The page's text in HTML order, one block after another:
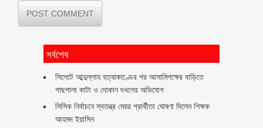
সর্বশেষ
সিলেটে আব্দুল্লাহ হত্যাকাণ্ডের পর আসামিপক্ষের বাড়িতে
গাছপালা কাটা ও দোকান দখলের অভিযোগ
সিসিক নির্বাচনে স্বতন্ত্র মেয়র প্রার্থীতা ঘোষণা দিলেন শিক্ষক
আহমদ ইয়াসিন